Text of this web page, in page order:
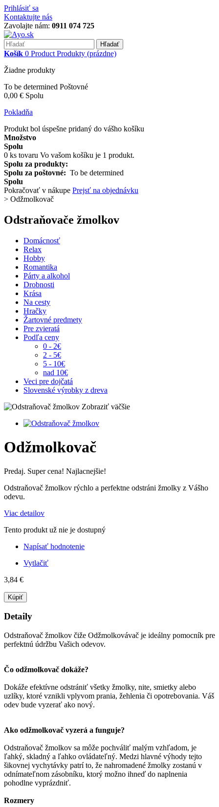
Prihlásiť sa
Kontaktujte nás
Zavolajte nám: 0911 074 725
Hľadať
Košík 0 Product Produkty (prázdne)
Žiadne produkty
To be determined Poštovné
0,00 € Spolu
Pokladňa
Produkt bol úspešne pridaný do vášho košíku
Množstvo
Spolu
0 ks tovaru Vo vašom košíku je 1 produkt.
Spolu za produkty:
Spolu za poštovné: To be determined
Spolu
Pokračovať v nákupe Prejsť na objednávku
> Odžmolkovač
Odstraňovače žmolkov
Domácnosť
Relax
Hobby
Romantika
Párty a alkohol
Drobnosti
Krása
Na cesty
Hračky
Žartovné predmety
Pre zvieratá
Podľa ceny
0 - 2€
2 - 5€
5 - 10€
nad 10€
Veci pre dojčatá
Slovenské výrobky z dreva
Zobraziť väčšie
Odžmolkovač
Predaj. Super cena! Najlacnejšie!
Odstraňovač žmolkov rýchlo a perfektne odstráni žmolky z Vášho
odevu.
Viac detailov
Tento produkt už nie je dostupný
Napísať hodnotenie
Vytlačiť
3,84 €
Kúpiť
Detaily
Odstraňovač žmolkov čiže Odžmolkovávač je ideálny pomocník pre
perfektnú údržbu Vašich odevov.
Čo odžmolkovač dokáže?
Dokáže efektívne odstrániť všetky žmolky, nite, smietky alebo
uzlíky, ktoré vznikli vplyvom prania, žehlenia či opotrebovania. Váš
odev bude vyzerať ako nový.
Ako odžmolkovač vyzerá a funguje?
Odstraňovač žmolkov sa môže pochváliť malým vzhľadom, je
ľahký, skladný a ľahko ovládateľný. Medzi hlavné výhody tejto
šikovnej vychytávky patrí to, že nahromadené žmolky zostanú v
odnímateľnom zásobníku, ktorý možno ihneď do naplnenia
pohodlne vyprázdniť.
Rozmery